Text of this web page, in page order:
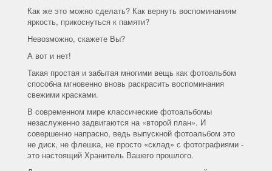
Как же это можно сделать? Как вернуть воспоминаниям
яркость, прикоснуться к памяти?
Невозможно, скажете Вы?
А вот и нет!
Такая простая и забытая многими вещь как фотоальбом
способна мгновенно вновь раскрасить воспоминания
свежими красками.
В современном мире классические фотоальбомы
незаслуженно задвигаются на «второй план». И
совершенно напрасно, ведь выпускной фотоальбом это
не диск, не флешка, не просто «склад» с фотографиями -
это настоящий Хранитель Вашего прошлого.